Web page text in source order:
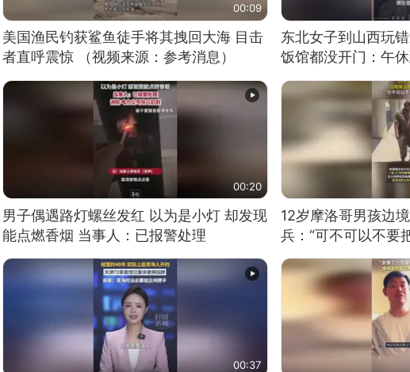
00:09
美国渔民钓获鲨鱼徒手将其拽回大海 目击
者直呼震惊 （视频来源：参考消息）
东北女子到山西玩
饭馆都没开门：午
00:20
男子偶遇路灯螺丝发红 以为是小灯 却发现
能点燃香烟 当事人：已报警处理
12岁摩洛哥男孩边
兵：“可不可以不要
00:37